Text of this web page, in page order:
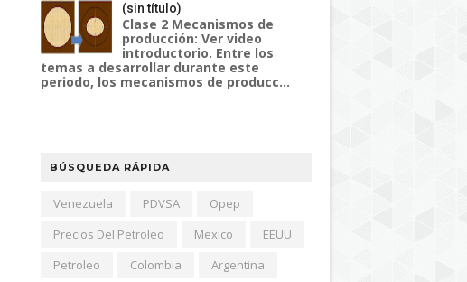
(sin título)
Clase 2 Mecanismos de
producción: Ver video
introductorio. Entre los
temas a desarrollar durante este
periodo, los mecanismos de producc...
BÚSQUEDA RÁPIDA
Venezuela PDVSA
Opep
Precios Del Petroleo
Mexico
EEUU
Petroleo
Colombia
Argentina